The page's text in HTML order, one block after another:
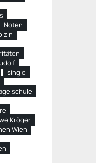
Noten
single
schule
Kröger
Wien